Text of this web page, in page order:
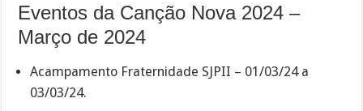
Eventos da Canção Nova 2024 –
Março de 2024
Acampamento Fraternidade SJPII – 01/03/24 a
03/03/24.